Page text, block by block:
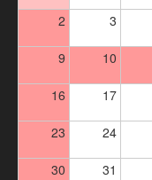
2 3
9 10
16 17
23 24
30 31